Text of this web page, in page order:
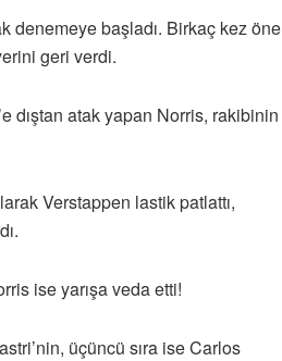
denemeye başladı. Birkaç kez öne
geri verdi.
dıştan atak yapan Norris, rakibinin
Verstappen lastik patlattı,
ise yarışa veda etti!
üçüncü sıra ise Carlos